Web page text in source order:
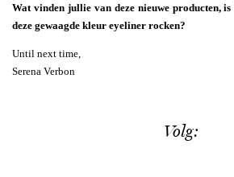
Wat vinden jullie van deze nieuwe producten,
deze gewaagde kleur eyeliner rocken?
Until next time,
Serena Verbon
Volg: